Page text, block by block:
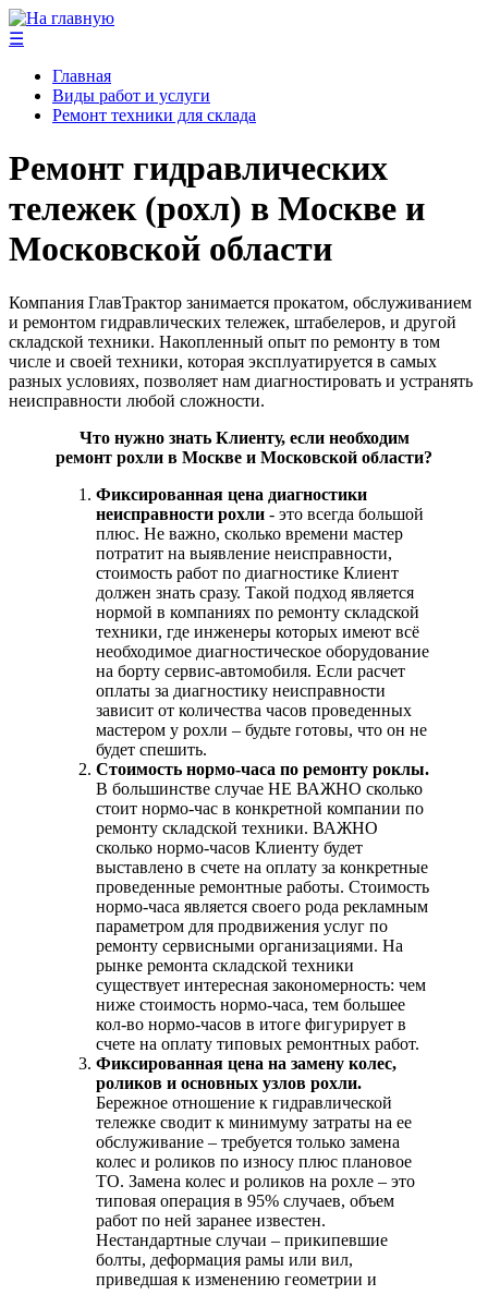
☰
Главная
Виды работ и услуги
Ремонт техники для склада
Ремонт гидравлических
тележек (рохл) в Москве и
Московской области
Компания ГлавТрактор занимается прокатом, обслуживанием
и ремонтом гидравлических тележек, штабелеров, и другой
складской техники. Накопленный опыт по ремонту в том
числе и своей техники, которая эксплуатируется в самых
разных условиях, позволяет нам диагностировать и устранять
неисправности любой сложности.
Что нужно знать Клиенту, если необходим
ремонт рохли в Москве и Московской области?
Фиксированная цена диагностики
неисправности рохли - это всегда большой
плюс. Не важно, сколько времени мастер
потратит на выявление неисправности,
стоимость работ по диагностике Клиент
должен знать сразу. Такой подход является
нормой в компаниях по ремонту складской
техники, где инженеры которых имеют всё
необходимое диагностическое оборудование
на борту сервис-автомобиля. Если расчет
оплаты за диагностику неисправности
зависит от количества часов проведенных
мастером у рохли – будьте готовы, что он не
будет спешить.
Стоимость нормо-часа по ремонту роклы.
В большинстве случае НЕ ВАЖНО сколько
стоит нормо-час в конкретной компании по
ремонту складской техники. ВАЖНО
сколько нормо-часов Клиенту будет
выставлено в счете на оплату за конкретные
проведенные ремонтные работы. Стоимость
нормо-часа является своего рода рекламным
параметром для продвижения услуг по
ремонту сервисными организациями. На
рынке ремонта складской техники
существует интересная закономерность: чем
ниже стоимость нормо-часа, тем большее
кол-во нормо-часов в итоге фигурирует в
счете на оплату типовых ремонтных работ.
Фиксированная цена на замену колес,
роликов и основных узлов рохли.
Бережное отношение к гидравлической
тележке сводит к минимуму затраты на ее
обслуживание – требуется только замена
колес и роликов по износу плюс плановое
ТО. Замена колес и роликов на рохле – это
типовая операция в 95% случаев, объем
работ по ней заранее известен.
Нестандартные случаи – прикипевшие
болты, деформация рамы или вил,
приведшая к изменению геометрии и